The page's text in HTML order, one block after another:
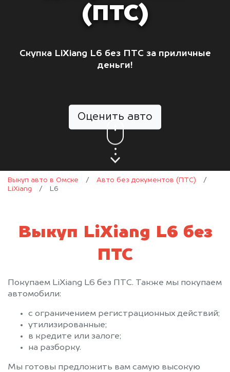
(ПТС)
Скупка LiXiang L6 без ПТС за приличные
деньги!
Оценить авто
Выкуп авто в Омске / Авто без документов (ПТС)
/
LiXiang
/ L6
Выкуп LiXiang L6 без
ПТС
Покупаем LiXiang L6 без ПТС. Также мы покупаем
автомобили:
с ограничением регистрационных действий;
утилизированные;
в кредите или залоге;
на разборку.
Мы готовы предложить вам самую высокую